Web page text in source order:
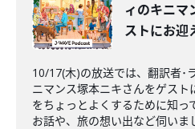
ィのキニマ
ストにお迎
10/17(木)の放送では、翻訳者･
ニマンス塚本ニキさんをゲス
をちょっとよくするために知っ
お話や、旅の想い出など伺いま